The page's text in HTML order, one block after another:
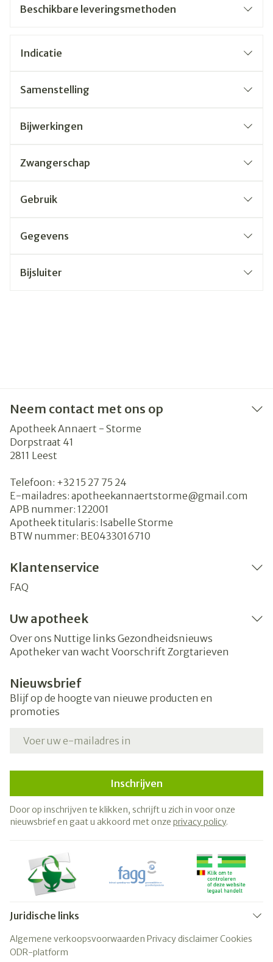
Beschikbare leveringsmethoden
Indicatie
Samenstelling
Bijwerkingen
Zwangerschap
Gebruik
Gegevens
Bijsluiter
Neem contact met ons op
Apotheek Annaert - Storme
Dorpstraat 41
2811 Leest
Telefoon: +32 15 27 75 24
E-mailadres: apotheekannaertstorme@gmail.com
APB nummer: 122001
Apotheek titularis: Isabelle Storme
BTW nummer: BE0433016710
Klantenservice
FAQ
Uw apotheek
Over ons Nuttige links Gezondheidsnieuws
Apotheker van wacht Voorschrift Zorgtarieven
Nieuwsbrief
Blijf op de hoogte van nieuwe producten en
promoties
Inschrijven
Door op inschrijven te klikken, schrijft u zich in voor onze
nieuwsbrief en gaat u akkoord met onze privacy policy.
Juridische links
Algemene verkoopsvoorwaarden Privacy disclaimerCookies
ODR-platform